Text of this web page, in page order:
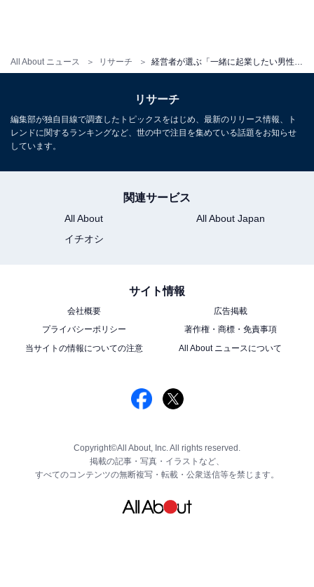
All About ニュース リサーチ 経営者が選ぶ「一緒に起業したい男性俳優」ランキング！ 2位は「木村拓哉」、では1位は？
リサーチ
編集部が独自目線で調査したトピックスをはじめ、最新のリリース情報、ト
レンドに関するランキングなど、世の中で注目を集めている話題をお知らせ
しています。
関連サービス
All About
All About Japan
イチオシ
サイト情報
会社概要
広告掲載
プライバシーポリシー
著作権・商標・免責事項
当サイトの情報についての注意
All About ニュースについて
Copyright©All About, Inc. All rights reserved.
掲載の記事・写真・イラストなど、
すべてのコンテンツの無断複写・転載・公衆送信等を禁じます。